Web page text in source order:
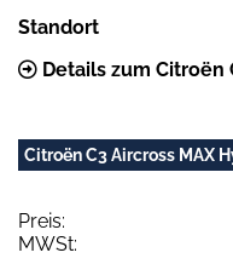
Standort
Details zum Citroën
Citroën C3 Aircross MAX
Preis:
MWSt: